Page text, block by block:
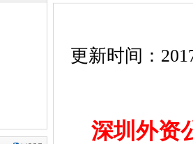
更新时间：
深圳外资